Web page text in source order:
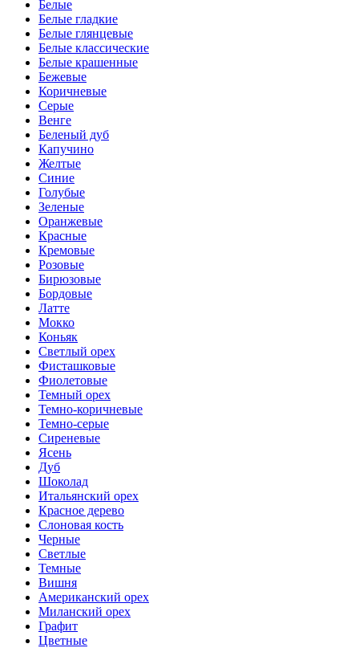
Белые
Белые гладкие
Белые глянцевые
Белые классические
Белые крашенные
Бежевые
Коричневые
Серые
Венге
Беленый дуб
Капучино
Желтые
Синие
Голубые
Зеленые
Оранжевые
Красные
Кремовые
Розовые
Бирюзовые
Бордовые
Латте
Мокко
Коньяк
Светлый орех
Фисташковые
Фиолетовые
Темный орех
Темно-коричневые
Темно-серые
Сиреневые
Ясень
Дуб
Шоколад
Итальянский орех
Красное дерево
Слоновая кость
Черные
Светлые
Темные
Вишня
Американский орех
Миланский орех
Графит
Цветные